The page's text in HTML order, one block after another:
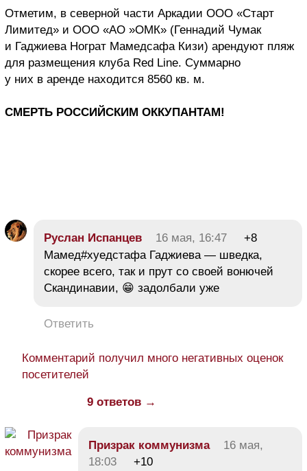
Отметим, в северной части Аркадии ООО «Старт
Лимитед» и ООО «АО »ОМК» (Геннадий Чумак
и Гаджиева Нограт Мамедсафа Кизи) арендуют пляж
для размещения клуба Red Line. Суммарно
у них в аренде находится 8560 кв. м.
СМЕРТЬ РОССИЙСКИМ ОККУПАНТАМ!
Руслан Испанцев 16 мая, 16:47
+8
Мамед#хуедстафа Гаджиева — шведка,
скорее всего, так и прут со своей вонючей
Скандинавии, 😁 задолбали уже
Ответить
Комментарий получил много негативных оценок
посетителей
9 ответов →
Призрак коммунизма
16 мая,
18:03
+10